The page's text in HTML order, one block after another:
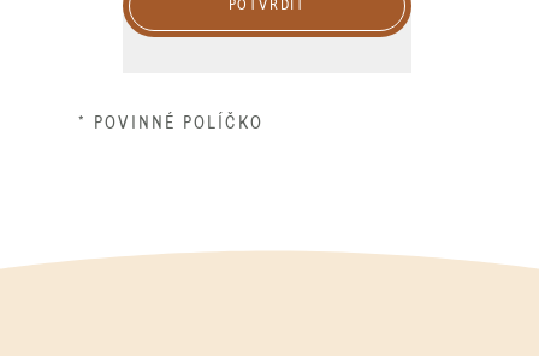
POTVRDIŤ
* POVINNÉ POLÍČKO